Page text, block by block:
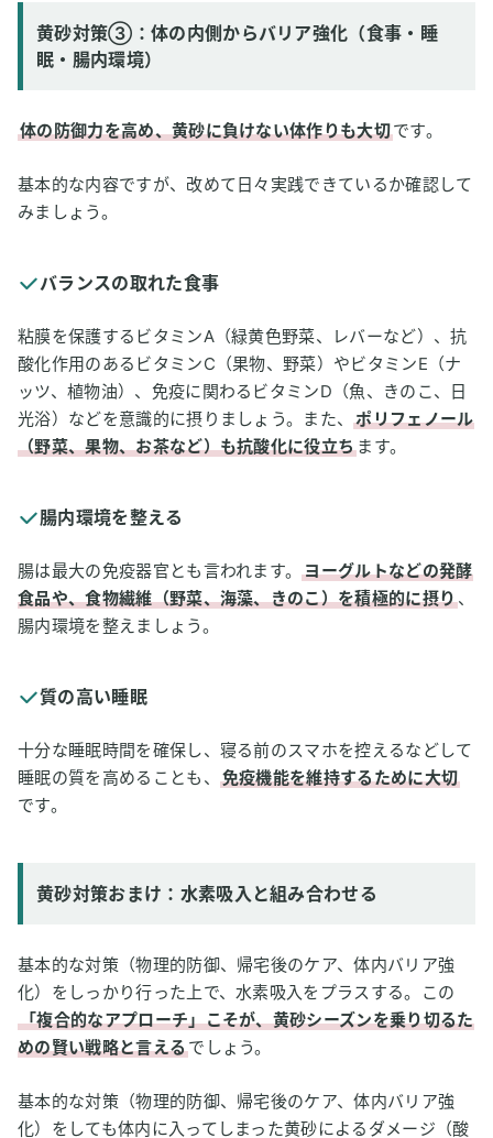
黄砂対策③：体の内側からバリア強化（食事・睡
眠・腸内環境）
体の防御力を高め、黄砂に負けない体作りも大切です。
基本的な内容ですが、改めて日々実践できているか確認して
みましょう。
バランスの取れた食事
粘膜を保護するビタミンA（緑黄色野菜、レバーなど）、抗
酸化作用のあるビタミンC（果物、野菜）やビタミンE（ナ
ッツ、植物油）、免疫に関わるビタミンD（魚、きのこ、日
光浴）などを意識的に摂りましょう。また、ポリフェノール
（野菜、果物、お茶など）も抗酸化に役立ちます。
腸内環境を整える
腸は最大の免疫器官とも言われます。ヨーグルトなどの発酵
食品や、食物繊維（野菜、海藻、きのこ）を積極的に摂り、
腸内環境を整えましょう。
質の高い睡眠
十分な睡眠時間を確保し、寝る前のスマホを控えるなどして
睡眠の質を高めることも、
免疫機能を維持するために大切
です。
黄砂対策おまけ：水素吸入と組み合わせる
基本的な対策（物理的防御、帰宅後のケア、体内バリア強
化）をしっかり行った上で、水素吸入をプラスする。この
「複合的なアプローチ」こそが、黄砂シーズンを乗り切るた
めの賢い戦略と言えるでしょう。
基本的な対策（物理的防御、帰宅後のケア、体内バリア強
化）をしても体内に入ってしまった黄砂によるダメージ（酸